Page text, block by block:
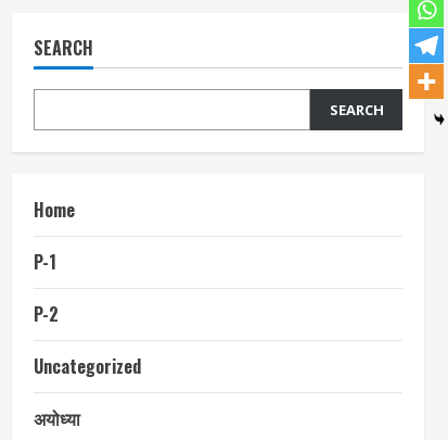
SEARCH
SEARCH
Home
P-1
P-2
Uncategorized
अयोध्या